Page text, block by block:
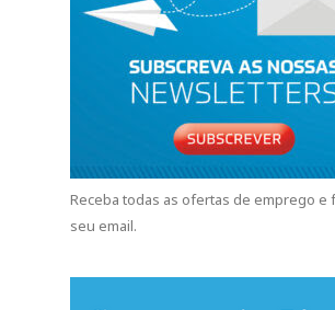
Receba todas as ofertas de emprego e
seu email.